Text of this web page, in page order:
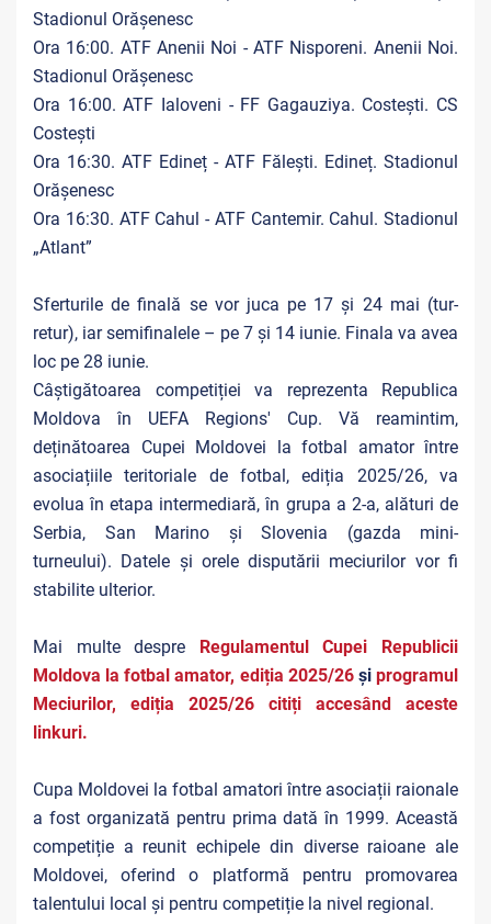
Stadionul Orășenesc
Ora 16:00. ATF Anenii Noi - ATF Nisporeni. Anenii Noi.
Stadionul Orășenesc
Ora 16:00. ATF Ialoveni - FF Gagauziya. Costești. CS
Costești
Ora 16:30. ATF Edineț - ATF Fălești. Edineț. Stadionul
Orășenesc
Ora 16:30. ATF Cahul - ATF Cantemir. Cahul. Stadionul
„Atlant”
Sferturile de finală se vor juca pe 17 și 24 mai (tur-
retur), iar semifinalele – pe 7 și 14 iunie. Finala va avea
loc pe 28 iunie.
Câștigătoarea competiției va reprezenta Republica
Moldova în UEFA Regions' Cup. Vă reamintim,
deținătoarea Cupei Moldovei la fotbal amator între
asociațiile teritoriale de fotbal, ediția 2025/26, va
evolua în etapa intermediară, în grupa a 2-a, alături de
Serbia, San Marino și Slovenia (gazda mini-
turneului). Datele și orele disputării meciurilor vor fi
stabilite ulterior.
Mai multe despre Regulamentul Cupei Republicii
Moldova la fotbal amator, ediția 2025/26 șiprogramul
Meciurilor, ediția 2025/26 citiți accesând aceste
linkuri.
Cupa Moldovei la fotbal amatori între asociații raionale
a fost organizată pentru prima dată în 1999. Această
competiție a reunit echipele din diverse raioane ale
Moldovei, oferind o platformă pentru promovarea
talentului local și pentru competiție la nivel regional.